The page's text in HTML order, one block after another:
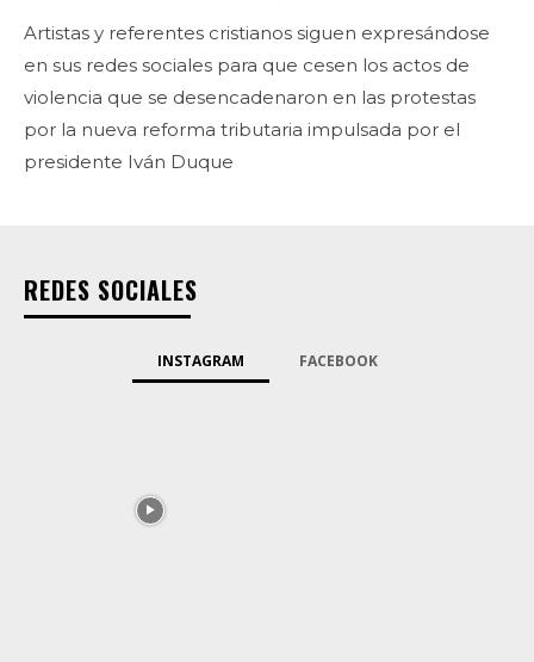
Artistas y referentes cristianos siguen expresándose
en sus redes sociales para que cesen los actos de
violencia que se desencadenaron en las protestas
por la nueva reforma tributaria impulsada por el
presidente Iván Duque
REDES SOCIALES
INSTAGRAM FACEBOOK